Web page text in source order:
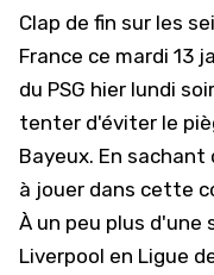
Clap de fin sur les
France ce mardi 13
du PSG hier lundi
tenter d'éviter le
Bayeux. En sachant
à jouer dans cette
À un peu plus d'une
Liverpool en Ligue